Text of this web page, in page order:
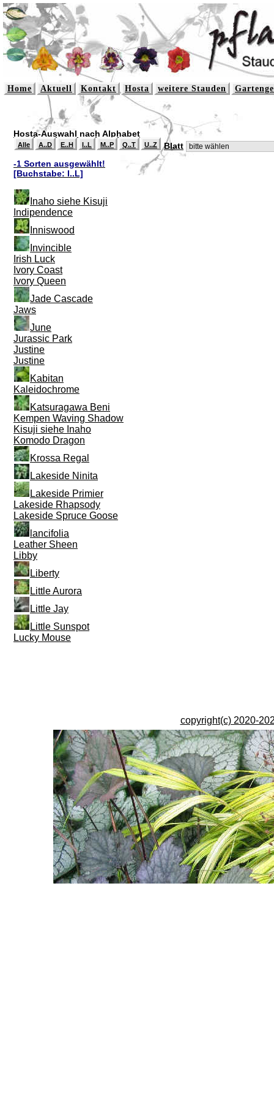
Home Aktuell Kontakt Hosta weitere Stauden
Hosta-Auswahl nach Alphabet
Alle A..D E..H I..L M..P Q..T U..Z
Blatt
-1 Sorten ausgewählt!
[Buchstabe: I..L]
Inaho siehe Kisuji
Indipendence
Inniswood
Invincible
Irish Luck
Ivory Coast
Ivory Queen
Jade Cascade
Jaws
June
Jurassic Park
Justine
Justine
Kabitan
Kaleidochrome
Katsuragawa Beni
Kempen Waving Shadow
Kisuji siehe Inaho
Komodo Dragon
Krossa Regal
Lakeside Ninita
Lakeside Primier
Lakeside Rhapsody
Lakeside Spruce Goose
lancifolia
Leather Sheen
Libby
Liberty
Little Aurora
Little Jay
Little Sunspot
Lucky Mouse
copyright(c) 2020-